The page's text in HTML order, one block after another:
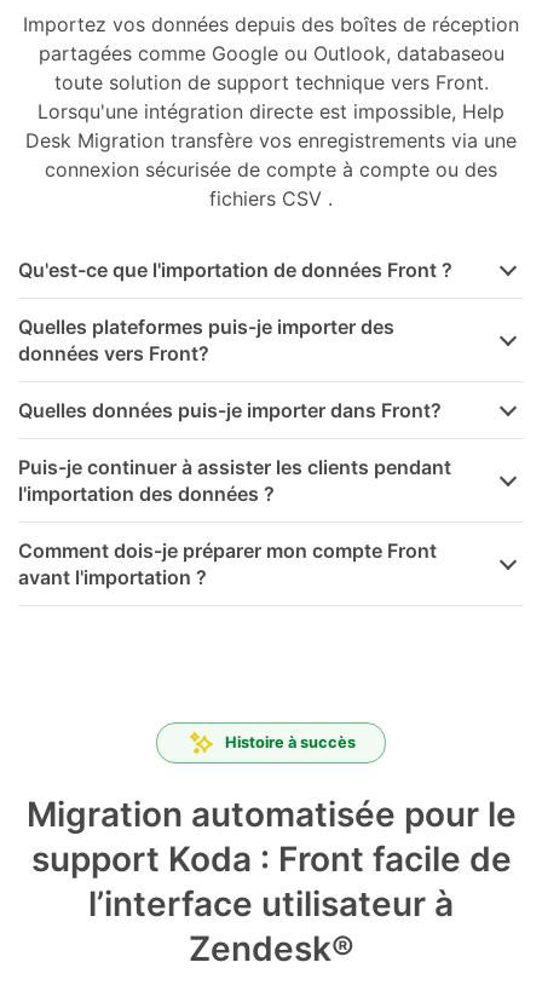
Importez vos données depuis des boîtes de réception
partagées comme Google ou Outlook, databaseou
toute solution de support technique vers Front.
Lorsqu'une intégration directe est impossible, Help
Desk Migration transfère vos enregistrements via une
connexion sécurisée de compte à compte ou des
fichiers CSV .
Qu'est-ce que l'importation de données Front ?
Quelles plateformes puis-je importer des
données vers Front?
Quelles données puis-je importer dans Front?
Puis-je continuer à assister les clients pendant
l'importation des données ?
Comment dois-je préparer mon compte Front
avant l'importation ?
Histoire à succès
Migration automatisée pour le
support Koda : Front facile de
l’interface utilisateur à
Zendesk®